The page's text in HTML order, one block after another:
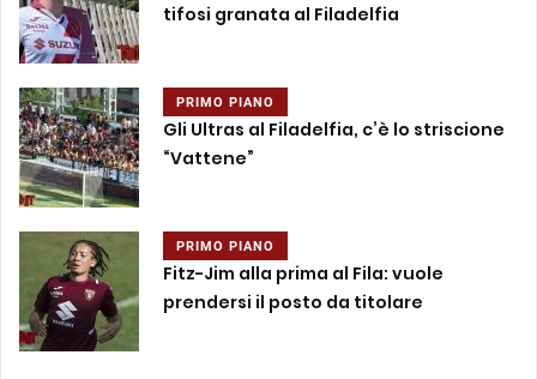
tifosi granata al Filadelfia
PRIMO PIANO
Gli Ultras al Filadelfia, c’è lo striscione
“Vattene”
PRIMO PIANO
Fitz-Jim alla prima al Fila: vuole
prendersi il posto da titolare